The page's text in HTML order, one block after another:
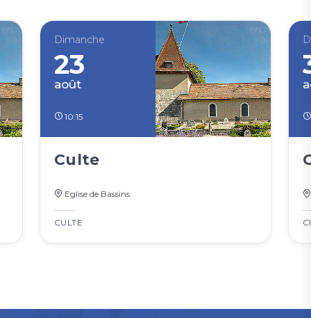
Dimanche
23
août
10:15
Culte
Eglise de Bassins
CULTE